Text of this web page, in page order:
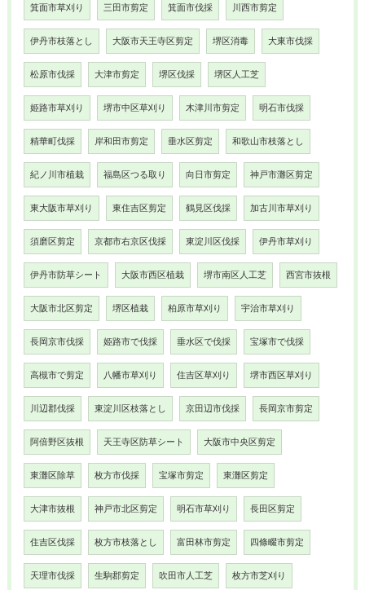
箕面市草刈り 三田市剪定 箕面市伐採 川西市剪定
伊丹市枝落とし 大阪市天王寺区剪定 堺区消毒 大東市伐採
松原市伐採 大津市剪定 堺区伐採 堺区人工芝
姫路市草刈り 堺市中区草刈り 木津川市剪定 明石市伐採
精華町伐採 岸和田市剪定 垂水区剪定 和歌山市枝落とし
紀ノ川市植栽 福島区つる取り 向日市剪定 神戸市灘区剪定
東大阪市草刈り 東住吉区剪定 鶴見区伐採 加古川市草刈り
須磨区剪定 京都市右京区伐採 東淀川区伐採 伊丹市草刈り
伊丹市防草シート 大阪市西区植栽 堺市南区人工芝 西宮市抜根
大阪市北区剪定 堺区植栽 柏原市草刈り 宇治市草刈り
長岡京市伐採 姫路市で伐採 垂水区で伐採 宝塚市で伐採
高槻市で剪定 八幡市草刈り 住吉区草刈り 堺市西区草刈り
川辺郡伐採 東淀川区枝落とし 京田辺市伐採 長岡京市剪定
阿倍野区抜根 天王寺区防草シート 大阪市中央区剪定
東灘区除草 枚方市伐採 宝塚市剪定 東灘区剪定
大津市抜根 神戸市北区剪定 明石市草刈り 長田区剪定
住吉区伐採 枚方市枝落とし 富田林市剪定 四條畷市剪定
天理市伐採 生駒郡剪定 吹田市人工芝 枚方市芝刈り